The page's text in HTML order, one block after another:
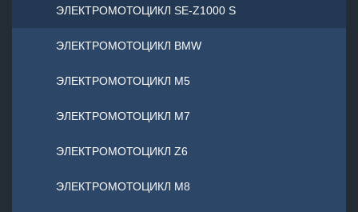
ЭЛЕКТРОМОТОЦИКЛ SE-Z1000 S
ЭЛЕКТРОМОТОЦИКЛ BMW
ЭЛЕКТРОМОТОЦИКЛ М5
ЭЛЕКТРОМОТОЦИКЛ М7
ЭЛЕКТРОМОТОЦИКЛ Z6
ЭЛЕКТРОМОТОЦИКЛ М8